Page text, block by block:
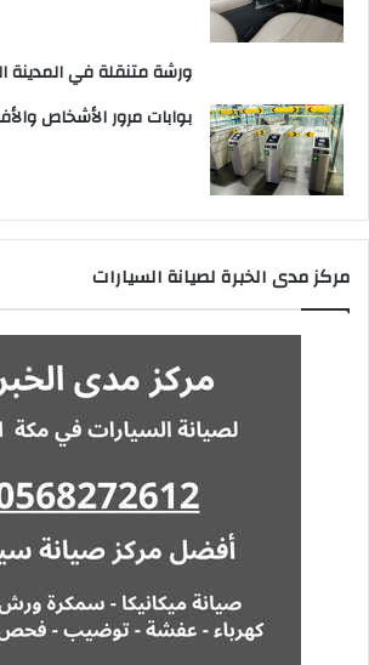
ورشة متنقلة في المدينة
بوابات مرور الأشخاص
مركز مدى الخبرة لصيانة السيارات